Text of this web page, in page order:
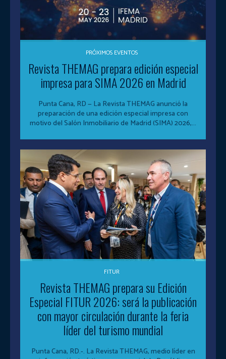
PRÓXIMOS EVENTOS
Revista THEMAG prepara edición especial
impresa para SIMA 2026 en Madrid
Punta Cana, RD — La Revista THEMAG anunció la
preparación de una edición especial impresa con
motivo del Salón Inmobiliario de Madrid (SIMA) 2026,...
FITUR
Revista THEMAG prepara su Edición
Especial FITUR 2026: será la publicación
con mayor circulación durante la feria
líder del turismo mundial
Punta Cana, RD.-. La Revista THEMAG, medio líder en